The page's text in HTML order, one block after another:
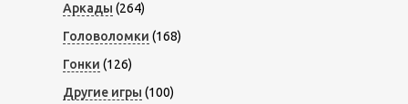
Аркады (264)
Головоломки (168)
Гонки (126)
Другие игры (100)